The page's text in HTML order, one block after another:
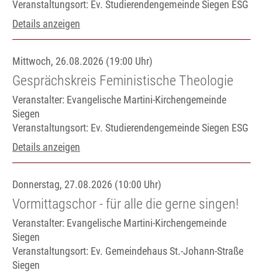
Veranstaltungsort: Ev. Studierendengemeinde Siegen ESG
Details anzeigen
Mittwoch, 26.08.2026 (19:00 Uhr)
Gesprächskreis Feministische Theologie
Veranstalter: Evangelische Martini-Kirchengemeinde
Siegen
Veranstaltungsort: Ev. Studierendengemeinde Siegen ESG
Details anzeigen
Donnerstag, 27.08.2026 (10:00 Uhr)
Vormittagschor - für alle die gerne singen!
Veranstalter: Evangelische Martini-Kirchengemeinde
Siegen
Veranstaltungsort: Ev. Gemeindehaus St.-Johann-Straße
Siegen